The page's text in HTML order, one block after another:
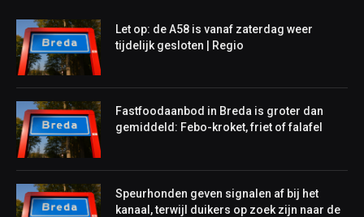
Let op: de A58 is vanaf zaterdag weer
tijdelijk gesloten | Regio
Fastfoodaanbod in Breda is groter dan
gemiddeld: Febo-kroket, friet of falafel
Speurhonden geven signalen af bij het
kanaal, terwijl duikers op zoek zijn naar de